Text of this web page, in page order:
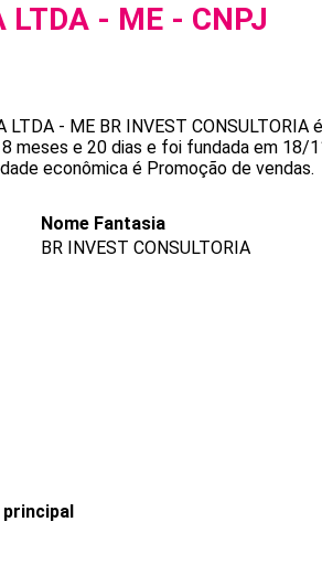
LTDA - ME - CNPJ
LTDA - ME BR INVEST CONSULTORIA é
8 meses e 20 dias e foi fundada em 18/
econômica é Promoção de vendas.
Nome Fantasia
BR INVEST CONSULTORIA